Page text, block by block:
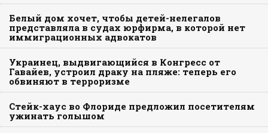
Белый дом хочет, чтобы детей-нелегалов
представляла в судах юрфирма, в которой нет
иммиграционных адвокатов
Украинец, выдвигающийся в Конгресс от
Гавайев, устроил драку на пляже: теперь его
обвиняют в терроризме
Стейк-хаус во Флориде предложил посетителям
ужинать голышом